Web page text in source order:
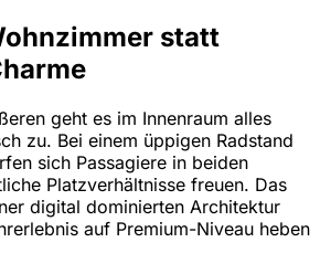
statt
geht es im Innenraum alles
zu. Bei einem üppigen Radstand
sich Passagiere in beiden
Platzverhältnisse freuen. Das
digital dominierten Architektur
auf Premium-Niveau heben